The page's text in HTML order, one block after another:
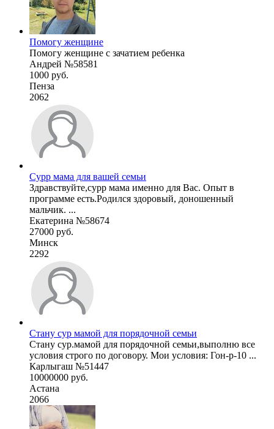
Помогу женщине
Помогу женщине с зачатием ребенка
Андрей №58581
1000 руб.
Пенза
2062
Сурр мама для вашей семьи
Здравствуйте,сурр мама именно для Вас. Опыт в
программе есть.Родился здоровый, доношенный
мальчик. ...
Екатерина №58674
27000 руб.
Минск
2292
Стану сур мамой для порядочной семьи
Стану сур.мамой для порядочной семьи,выполню все
условия строго по договору. Мои условия: Гон-р-10 ...
Карлыгаш №51447
10000000 руб.
Астана
2066